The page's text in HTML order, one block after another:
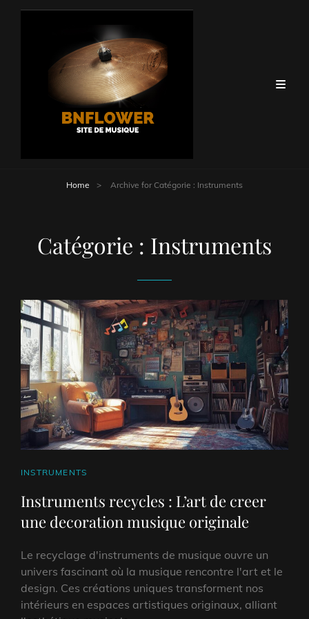
Home > Archive for Catégorie : Instruments
Catégorie : Instruments
CAT
INSTRUMENTS
Instruments recycles : L’art de creer
une decoration musique originale
Le recyclage d'instruments de musique ouvre un
univers fascinant où la musique rencontre l'art et le
design. Ces créations uniques transforment nos
intérieurs en espaces artistiques originaux, alliant